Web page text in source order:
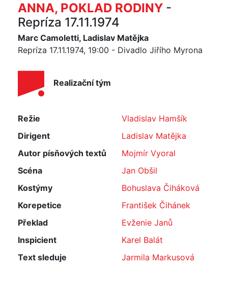
ANNA, POKLAD RODINY -
Repríza 17.11.1974
Marc Camoletti, Ladislav Matějka
Repríza 17.11.1974, 19:00 - Divadlo Jiřího Myrona
Realizační tým
Režie
Vladislav Hamšík
Dirigent
Ladislav Matějka
Autor písňových textů
Mojmír Vyoral
Scéna
Jan Obšil
Kostýmy
Bohuslava Čiháková
Korepetice
František Čihánek
Překlad
Evženie Janů
Inspicient
Karel Balát
Text sleduje
Jarmila Markusová